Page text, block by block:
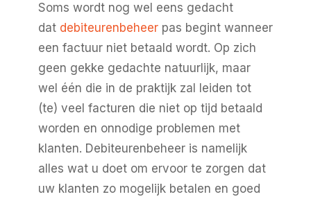
Soms wordt nog wel eens gedacht
dat debiteurenbeheerpas begint wanneer
een factuur niet betaald wordt. Op zich
geen gekke gedachte natuurlijk, maar
wel één die in de praktijk zal leiden tot
(te) veel facturen die niet op tijd betaald
worden en onnodige problemen met
klanten. Debiteurenbeheer is namelijk
alles wat u doet om ervoor te zorgen dat
uw klanten zo mogelijk betalen en goed